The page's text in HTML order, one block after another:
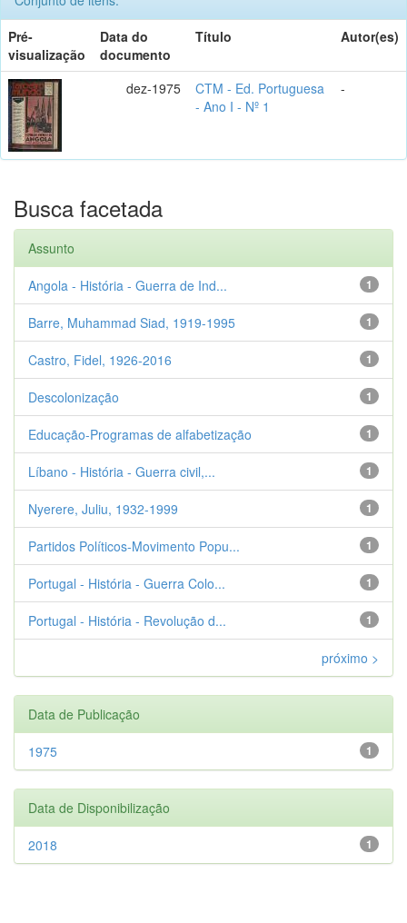
Pré-
visualização
Data do
documento
Título Autor(es)
dez-1975
CTM - Ed. Portuguesa
- Ano I - Nº 1
-
Busca facetada
Assunto
1
Angola - História - Guerra de Ind...
1
Barre, Muhammad Siad, 1919-1995
1
Castro, Fidel, 1926-2016
1
Descolonização
1
Educação-Programas de alfabetização
1
Líbano - História - Guerra civil,...
1
Nyerere, Juliu, 1932-1999
1
Partidos Políticos-Movimento Popu...
1
Portugal - História - Guerra Colo...
1
Portugal - História - Revolução d...
próximo >
Data de Publicação
1
1975
Data de Disponibilização
1
2018